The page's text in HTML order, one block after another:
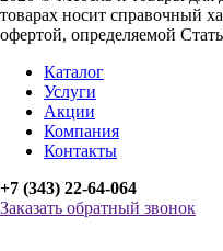
товарах носит справочный
офертой, определяемой
Каталог
Услуги
Акции
Компания
Контакты
+7 (343) 22-64-064
Заказать обратный звонок